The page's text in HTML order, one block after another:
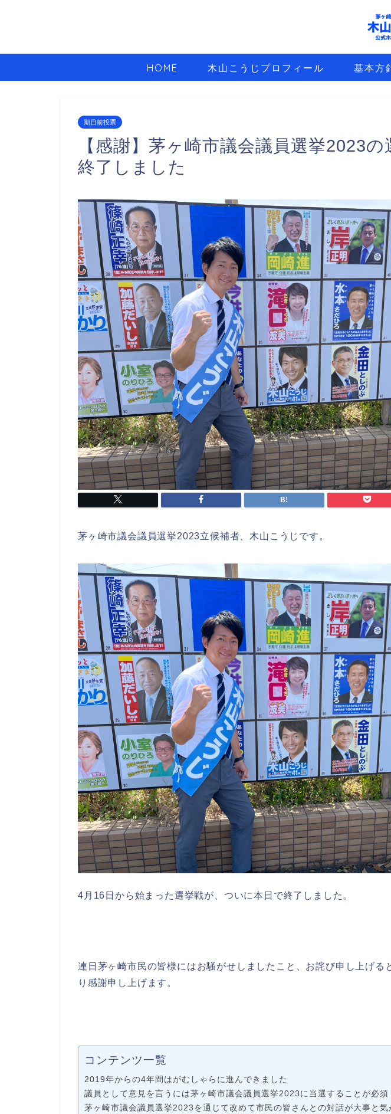
HOME 木山こうじプロフィール 基本方
期日前投票
【感謝】茅ヶ崎市議会議員選挙2023
終了しました
茅ヶ崎市議会議員選挙2023立候補者、木山こうじです。
4月16日から始まった選挙戦が、ついに本日で終了しました。
連日茅ヶ崎市民の皆様にはお騒がせしましたこと、お詫び申し上げる
り感謝申し上げます。
コンテンツ一覧
2019年からの4年間はがむしゃらに進んできました
議員として意見を言うには茅ヶ崎市議会議員選挙2023に当選することが必須
茅ヶ崎市議会議員選挙2023を通じて改めて市民の皆さんとの対話が大事と気